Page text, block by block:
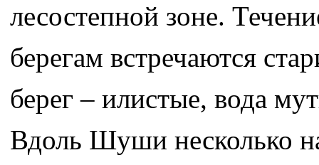
лесостепной зоне.
берегам встречаются
берег – илистые, вода
Вдоль Шуши несколько